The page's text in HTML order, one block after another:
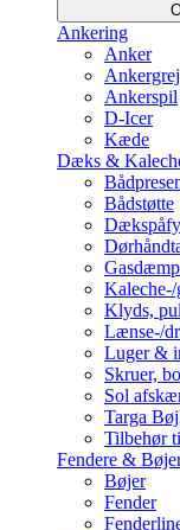
Ankering
Anker
Ankergrej
Ankerspil
D-Icer
Kæde
Dæks &
Bådstøtte
Klyds,
Lænse-/
Luger &
Skruer,
Sol
Targa
Tilbehør
Fendere &
Bøjer
Fender